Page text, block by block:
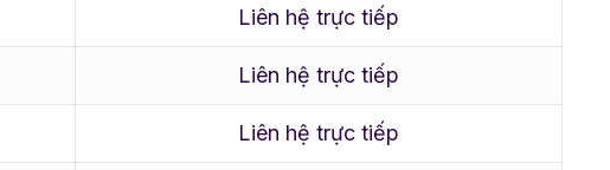
Liên hệ trực tiếp
Liên hệ trực tiếp
Liên hệ trực tiếp